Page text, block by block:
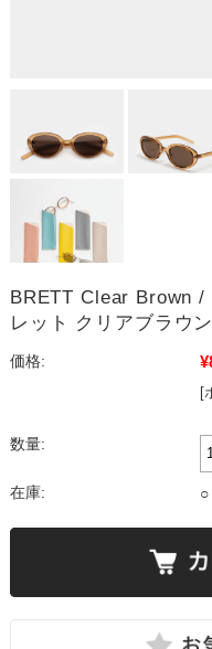
BRETT Clear Brown
レット クリアブラウ
価格:
[
数量:
在庫: ○